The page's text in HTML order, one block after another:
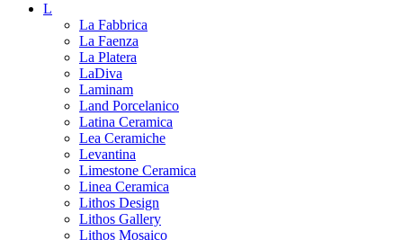
L
La Fabbrica
La Faenza
La Platera
LaDiva
Laminam
Land Porcelanico
Latina Ceramica
Lea Ceramiche
Levantina
Limestone Ceramica
Linea Ceramica
Lithos Design
Lithos Gallery
Lithos Mosaico